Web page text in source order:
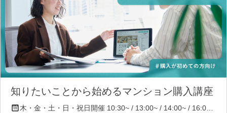
知りたいことから始めるマンション購入講座